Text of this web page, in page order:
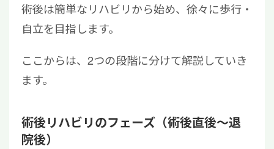
術後は簡単なリハビリから始め、徐々に歩行・
自立を目指します。
ここからは、2つの段階に分けて解説していき
ます。
術後リハビリのフェーズ（術後直後～退
院後）